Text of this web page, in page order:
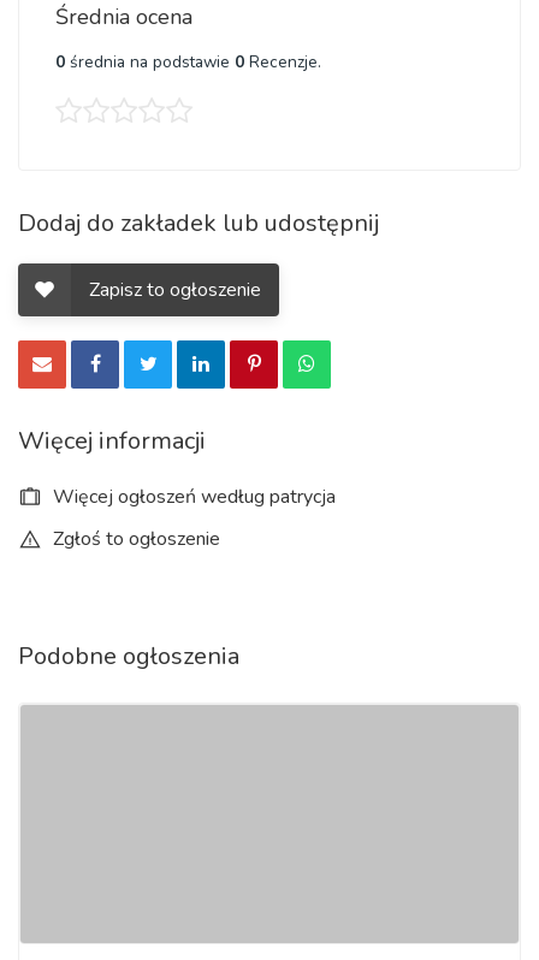
Średnia ocena
0 średnia na podstawie 0 Recenzje.
Dodaj do zakładek lub udostępnij
Zapisz to ogłoszenie
Więcej informacji
Więcej ogłoszeń według patrycja
Zgłoś to ogłoszenie
Podobne ogłoszenia